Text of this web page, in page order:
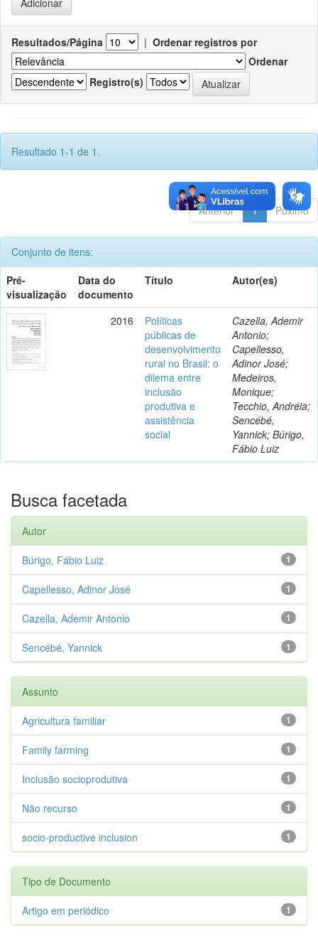
Resultados/Página | Ordenar registros por
Ordenar
Registro(s)
Resultado 1-1 de 1.
Anterior 1 Póximo
Conjunto de itens:
Pré-
visualização
Data do
documento
Título Autor(es)
2016
Políticas
públicas de
desenvolvimento
rural no Brasil: o
dilema entre
inclusão
produtiva e
assistência
social
Cazella, Ademir
Antonio;
Capellesso,
Adinor José;
Medeiros,
Monique;
Tecchio, Andréia;
Sencébé,
Yannick; Búrigo,
Fábio Luiz
Busca facetada
Autor
1
Búrigo, Fábio Luiz
1
Capellesso, Adinor José
1
Cazella, Ademir Antonio
1
Sencébé, Yannick
Assunto
1
Agricultura familiar
1
Family farming
1
Inclusão socioprodutiva
1
Não recurso
1
socio-productive inclusion
Tipo de Documento
1
Artigo em periódico